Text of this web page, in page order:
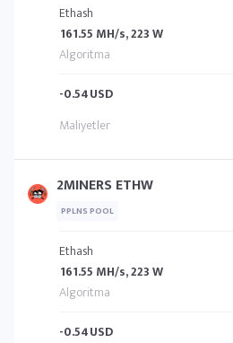
Ethash
161.55 MH/s, 223 W
-0.54USD
2MINERS ETHW
PPLNS POOL
Ethash
161.55 MH/s, 223 W
-0.54USD